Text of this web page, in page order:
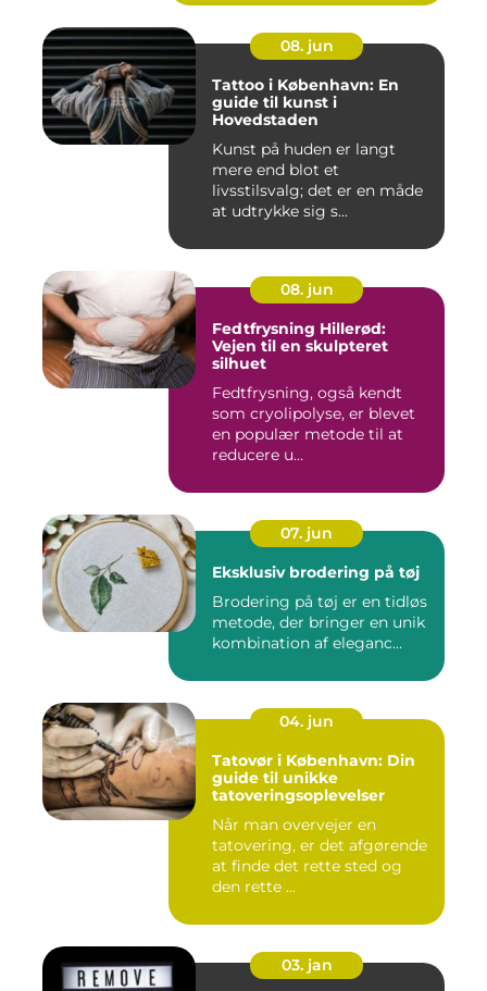
08. jun
Tattoo i København: En
guide til kunst i
Hovedstaden
Kunst på huden er langt
mere end blot et
livsstilsvalg; det er en måde
at udtrykke sig s...
08. jun
Fedtfrysning Hillerød:
Vejen til en skulpteret
silhuet
Fedtfrysning, også kendt
som cryolipolyse, er blevet
en populær metode til at
reducere u...
07. jun
Eksklusiv brodering på tøj
Brodering på tøj er en tidløs
metode, der bringer en unik
kombination af eleganc...
04. jun
Tatovør i København: Din
guide til unikke
tatoveringsoplevelser
Når man overvejer en
tatovering, er det afgørende
at finde det rette sted og
den rette ...
03. jan